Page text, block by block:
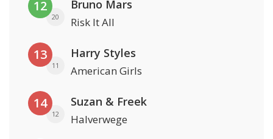
12
20
Bruno Mars
Risk It All
13
11
Harry Styles
American Girls
14
12
Suzan & Freek
Halverwege